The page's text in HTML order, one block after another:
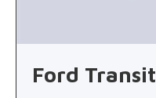
Ford Transit